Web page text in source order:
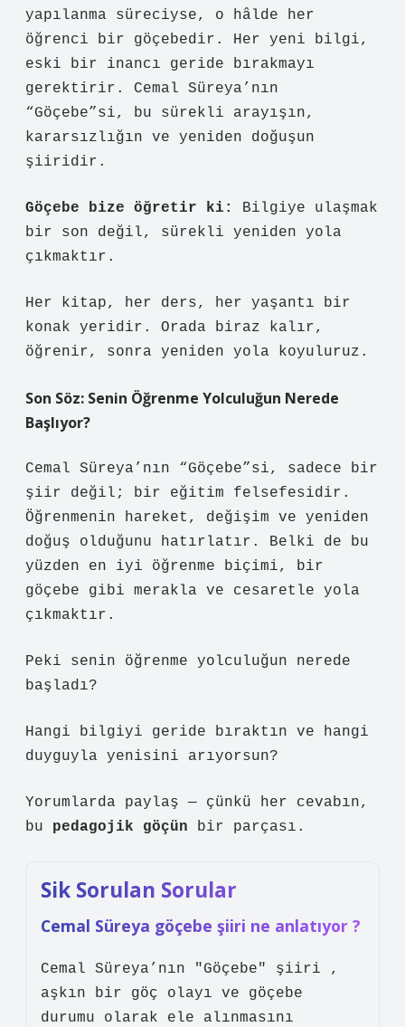
yapılanma süreciyse, o hâlde her
öğrenci bir göçebedir. Her yeni bilgi,
eski bir inancı geride bırakmayı
gerektirir. Cemal Süreya’nın
“Göçebe”si, bu sürekli arayışın,
kararsızlığın ve yeniden doğuşun
şiiridir.
Göçebe bize öğretir ki:
Bilgiye ulaşmak
bir son değil, sürekli yeniden yola
çıkmaktır.
Her kitap, her ders, her yaşantı bir
konak yeridir. Orada biraz kalır,
öğrenir, sonra yeniden yola koyuluruz.
Son Söz: Senin Öğrenme Yolculuğun Nerede
Başlıyor?
Cemal Süreya’nın “Göçebe”si, sadece bir
şiir değil; bir eğitim felsefesidir.
Öğrenmenin hareket, değişim ve yeniden
doğuş olduğunu hatırlatır. Belki de bu
yüzden en iyi öğrenme biçimi, bir
göçebe gibi merakla ve cesaretle yola
çıkmaktır.
Peki senin öğrenme yolculuğun nerede
başladı?
Hangi bilgiyi geride bıraktın ve hangi
duyguyla yenisini arıyorsun?
Yorumlarda paylaş — çünkü her cevabın,
bu pedagojik göçün bir parçası.
Sik Sorulan Sorular
Cemal Süreya göçebe şiiri ne anlatıyor ?
Cemal Süreya’nın "Göçebe" şiiri ,
aşkın bir göç olayı ve göçebe
durumu olarak ele alınmasını